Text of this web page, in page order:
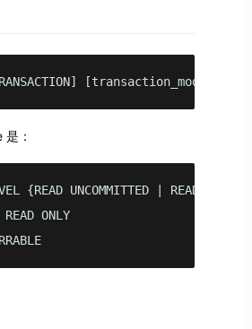
[transaction_mode]
：
{READ UNCOMMITTED | READ
READ ONLY